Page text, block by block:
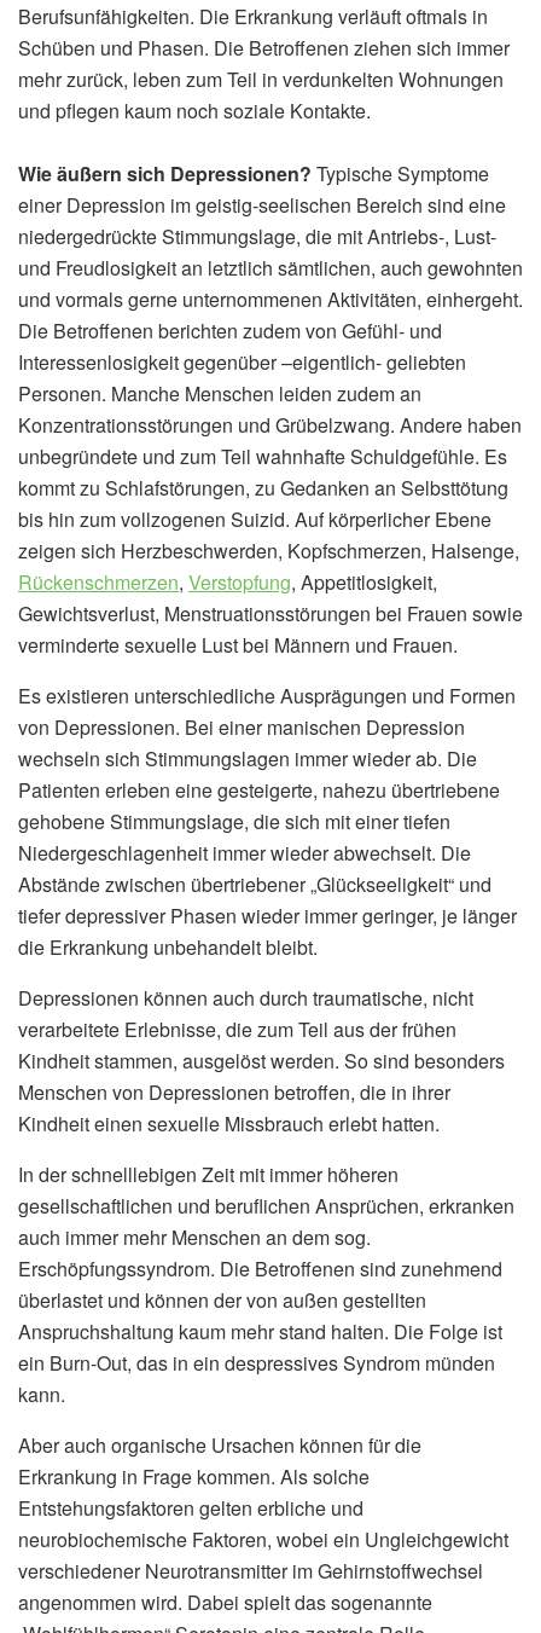
Berufsunfähigkeiten. Die Erkrankung verläuft oftmals in
Schüben und Phasen. Die Betroffenen ziehen sich immer
mehr zurück, leben zum Teil in verdunkelten Wohnungen
und pflegen kaum noch soziale Kontakte.
Wie äußern sich Depressionen? Typische Symptome
einer Depression im geistig-seelischen Bereich sind eine
niedergedrückte Stimmungslage, die mit Antriebs-, Lust-
und Freudlosigkeit an letztlich sämtlichen, auch gewohnten
und vormals gerne unternommenen Aktivitäten, einhergeht.
Die Betroffenen berichten zudem von Gefühl- und
Interessenlosigkeit gegenüber –eigentlich- geliebten
Personen. Manche Menschen leiden zudem an
Konzentrationsstörungen und Grübelzwang. Andere haben
unbegründete und zum Teil wahnhafte Schuldgefühle. Es
kommt zu Schlafstörungen, zu Gedanken an Selbsttötung
bis hin zum vollzogenen Suizid. Auf körperlicher Ebene
zeigen sich Herzbeschwerden, Kopfschmerzen, Halsenge,
Rückenschmerzen, Verstopfung, Appetitlosigkeit,
Gewichtsverlust, Menstruationsstörungen bei Frauen sowie
verminderte sexuelle Lust bei Männern und Frauen.
Es existieren unterschiedliche Ausprägungen und Formen
von Depressionen. Bei einer manischen Depression
wechseln sich Stimmungslagen immer wieder ab. Die
Patienten erleben eine gesteigerte, nahezu übertriebene
gehobene Stimmungslage, die sich mit einer tiefen
Niedergeschlagenheit immer wieder abwechselt. Die
Abstände zwischen übertriebener „Glückseeligkeit“ und
tiefer depressiver Phasen wieder immer geringer, je länger
die Erkrankung unbehandelt bleibt.
Depressionen können auch durch traumatische, nicht
verarbeitete Erlebnisse, die zum Teil aus der frühen
Kindheit stammen, ausgelöst werden. So sind besonders
Menschen von Depressionen betroffen, die in ihrer
Kindheit einen sexuelle Missbrauch erlebt hatten.
In der schnelllebigen Zeit mit immer höheren
gesellschaftlichen und beruflichen Ansprüchen, erkranken
auch immer mehr Menschen an dem sog.
Erschöpfungssyndrom. Die Betroffenen sind zunehmend
überlastet und können der von außen gestellten
Anspruchshaltung kaum mehr stand halten. Die Folge ist
ein Burn-Out, das in ein despressives Syndrom münden
kann.
Aber auch organische Ursachen können für die
Erkrankung in Frage kommen. Als solche
Entstehungsfaktoren gelten erbliche und
neurobiochemische Faktoren, wobei ein Ungleichgewicht
verschiedener Neurotransmitter im Gehirnstoffwechsel
angenommen wird. Dabei spielt das sogenannte